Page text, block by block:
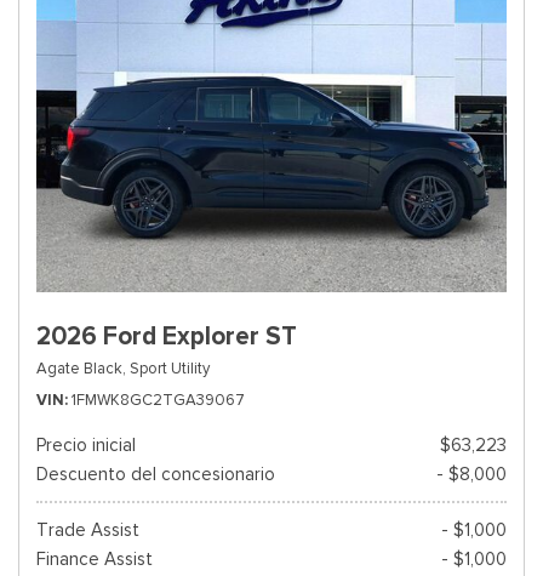
2026 Ford Explorer ST
Agate Black, Sport Utility
VIN 1FMWK8GC2TGA39067
Precio inicial
$63,223
Descuento del concesionario
- $8,000
Trade Assist
- $1,000
Finance Assist
- $1,000